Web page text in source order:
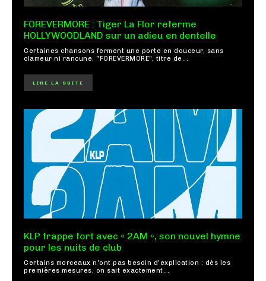
FOREVERMORE : Tiger La Flor referme
HOLLYWOODLAND sur un adieu en dentelle
Certaines chansons ferment une porte en douceur, sans
clameur ni rancune. "FOREVERMORE", titre de...
LIRE LA SUITE
KLP frappe fort avec « 2AM », son nouvel hymne
pour les nuits de club
Certains morceaux n'ont pas besoin d'explication : dès les
premières mesures, on sait exactement...